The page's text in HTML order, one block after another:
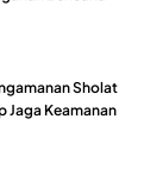
Sholat
Jaga Keamanan